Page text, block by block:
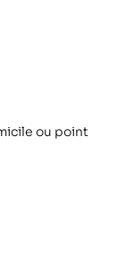
ou point